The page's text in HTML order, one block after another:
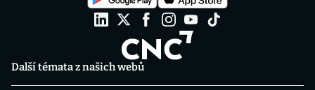
Další témata z našich webů